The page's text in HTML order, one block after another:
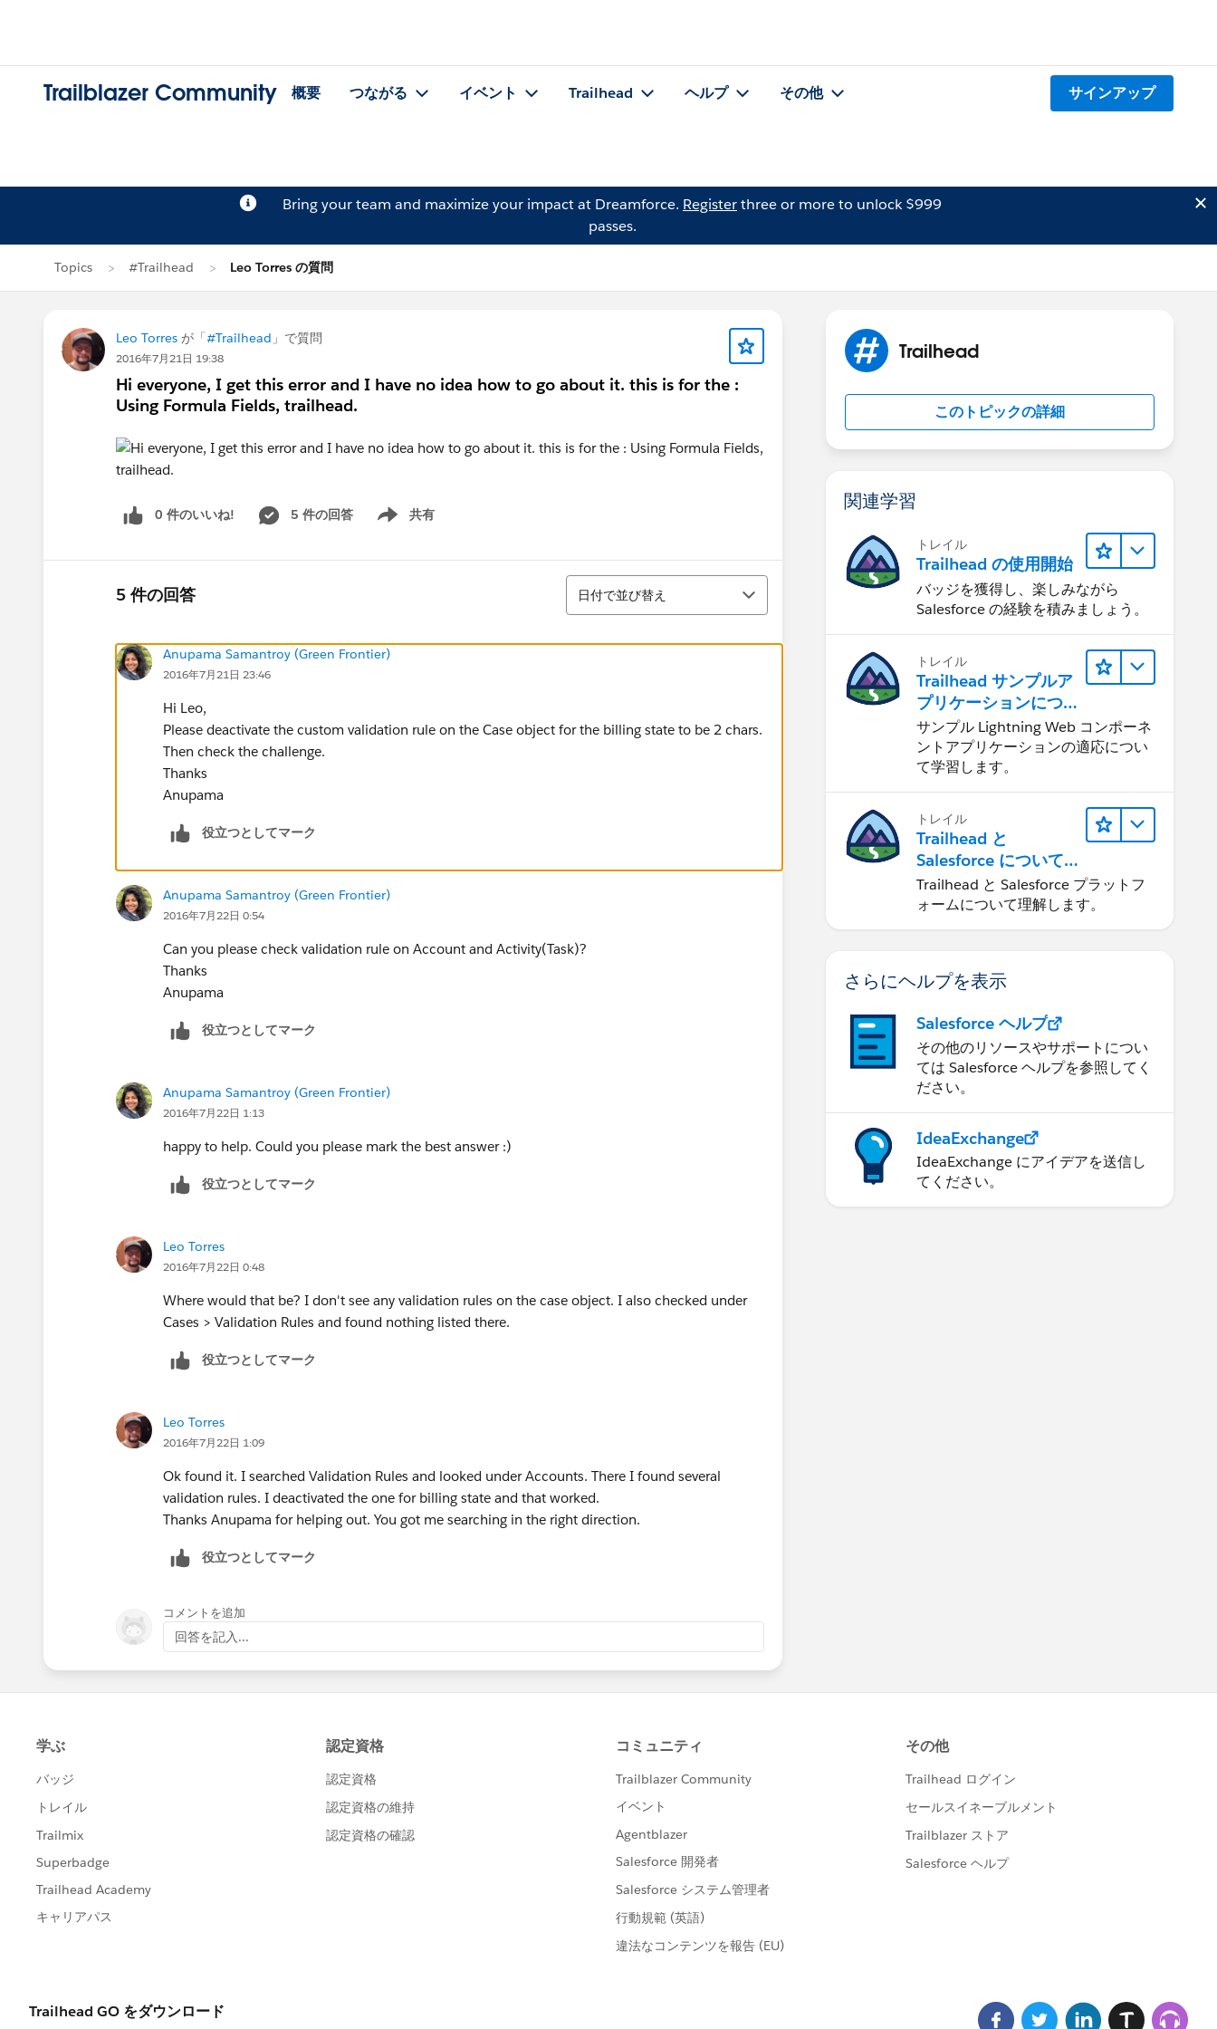
Trailblazer Community 概要 つながる イベント Trailhead ヘルプ その他 サインアップ
Bring your team and maximize your impact at Dreamforce. Registerthree or more to unlock $999
passes.
Topics #Trailhead Leo Torres の質問
Leo Torres が「#Trailhead 」で質問
2016年7月21日 19:38
Hi everyone, I get this error and I have no idea how to go about it. this is for the :
Using Formula Fields, trailhead.
0 件のいいね! 5 件の回答 共有
Show menu
5 件の回答
並び替え
日付で並び替え
Anupama Samantroy (Green Frontier)
2016年7月21日 23:46
Hi Leo,
Please deactivate the custom validation rule on the Case object for the billing state to be 2 chars.
Then check the challenge.
Thanks
Anupama
役立つとしてマーク
Anupama Samantroy (Green Frontier)
2016年7月22日 0:54
Can you please check validation rule on Account and Activity(Task)?
Thanks
Anupama
役立つとしてマーク
Anupama Samantroy (Green Frontier)
2016年7月22日 1:13
happy to help. Could you please mark the best answer :)
役立つとしてマーク
Leo Torres
2016年7月22日 0:48
Where would that be? I don't see any validation rules on the case object. I also checked under
Cases > Validation Rules and found nothing listed there.
役立つとしてマーク
Leo Torres
2016年7月22日 1:09
Ok found it. I searched Validation Rules and looked under Accounts. There I found several
validation rules. I deactivated the one for billing state and that worked.
Thanks Anupama for helping out. You got me searching in the right direction.
役立つとしてマーク
コメントを追加
回答を記入...
Trailhead
このトピックの詳細
関連学習
トレイル
Trailhead の使用開始
バッジを獲得し、楽しみながら
Salesforce の経験を積みましょう。
トレイル
Trailhead サンプルア
プリケーションにつ
いて知る
サンプル Lightning Web コンポーネ
ントアプリケーションの適応につい
て学習します。
トレイル
Trailhead と
Salesforce について
学ぶ
Trailhead と Salesforce プラットフ
ォームについて理解します。
さらにヘルプを表示
Salesforce ヘルプ
その他のリソースやサポートについ
ては Salesforce ヘルプを参照してく
ださい。
IdeaExchange
IdeaExchange にアイデアを送信し
てください。